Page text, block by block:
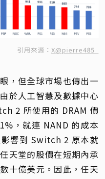
引用來源： X@pierre485_
，但全球市場也傳出一
於人工智慧及數據中心
2 所使用的 DRAM 價
，就連 NAND 的成本
響到 Switch 2 原本就
天堂的股價在短期內承
十億美元。因此，任天